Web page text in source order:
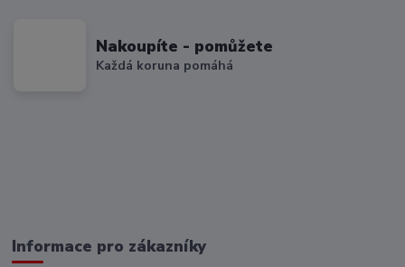
Nakoupíte - pomůžete
Každá koruna pomáhá
Informace pro zákazníky